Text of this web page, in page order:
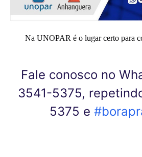
Na UNOPAR é o lugar certo para
Fale conosco no
3541-5375,
5375 e